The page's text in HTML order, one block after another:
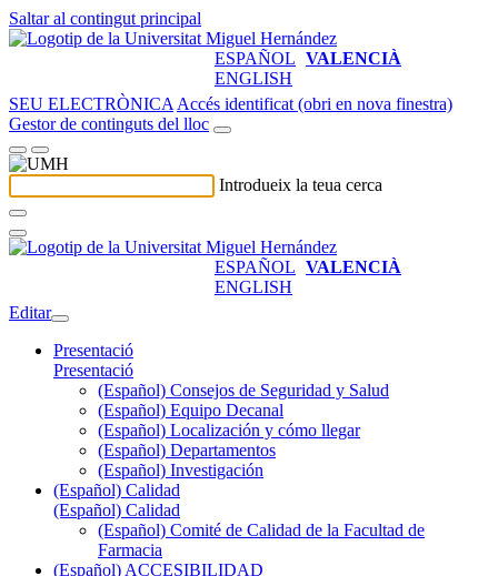
Saltar al contingut principal
ESPAÑOL VALENCIÀ
ENGLISH
SEU ELECTRÒNICA Accés identificat (obri en nova finestra)
Gestor de continguts del lloc
Introdueix la teua cerca
ESPAÑOL VALENCIÀ
ENGLISH
Editar
Presentació
Presentació
(Español) Consejos de Seguridad y Salud
(Español) Equipo Decanal
(Español) Localización y cómo llegar
(Español) Departamentos
(Español) Investigación
(Español) Calidad
(Español) Calidad
(Español) Comité de Calidad de la Facultad de
Farmacia
(Español) ACCESIBILIDAD